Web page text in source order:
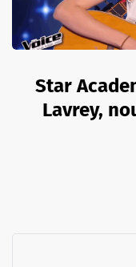
Star
Lavrey,